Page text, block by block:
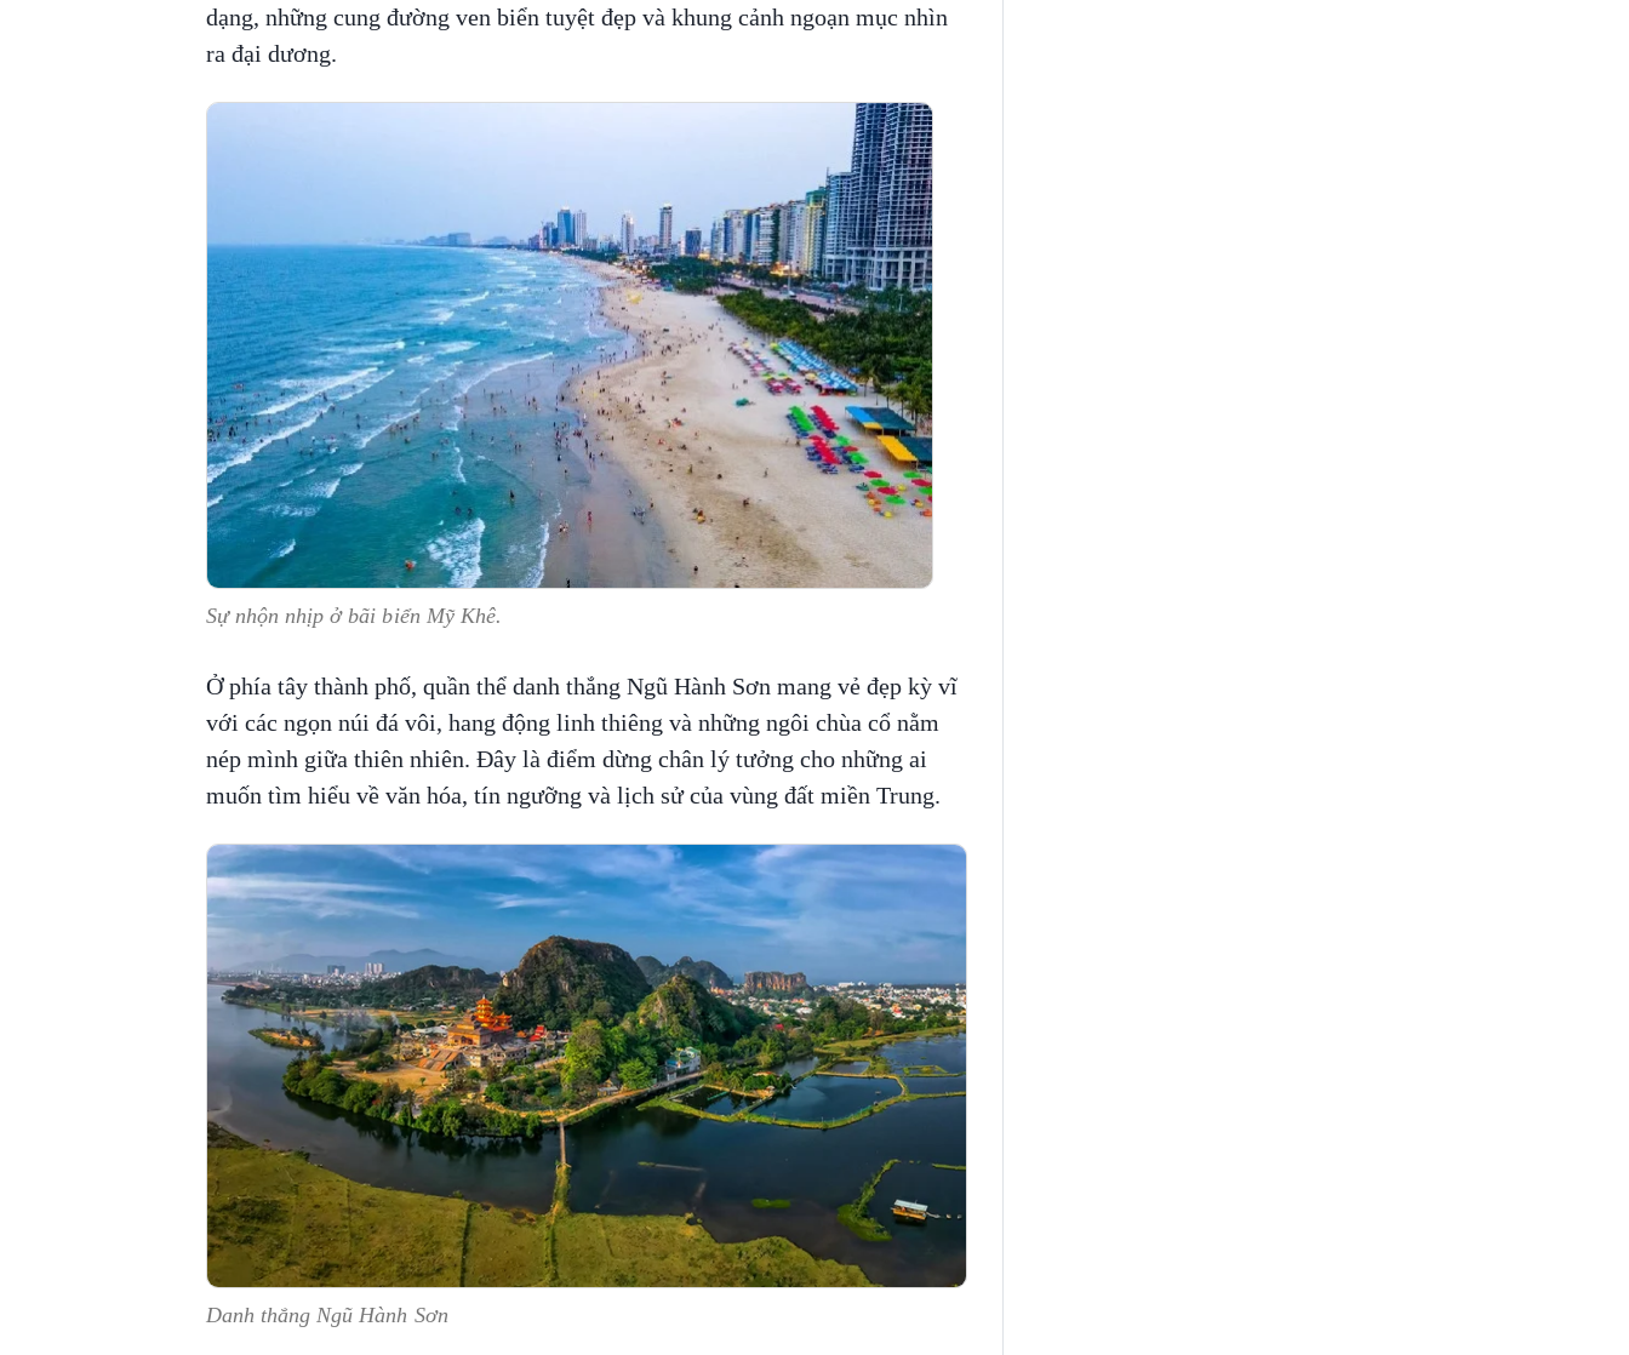
dạng, những cung đường ven biển tuyệt đẹp và khung cảnh ngoạn mục nhìn
ra đại dương.
Sự nhộn nhịp ở bãi biển Mỹ Khê.
Ở phía tây thành phố, quần thể danh thắng Ngũ Hành Sơn mang vẻ đẹp kỳ vĩ
với các ngọn núi đá vôi, hang động linh thiêng và những ngôi chùa cổ nằm
nép mình giữa thiên nhiên. Đây là điểm dừng chân lý tưởng cho những ai
muốn tìm hiểu về văn hóa, tín ngưỡng và lịch sử của vùng đất miền Trung.
Danh thắng Ngũ Hành Sơn